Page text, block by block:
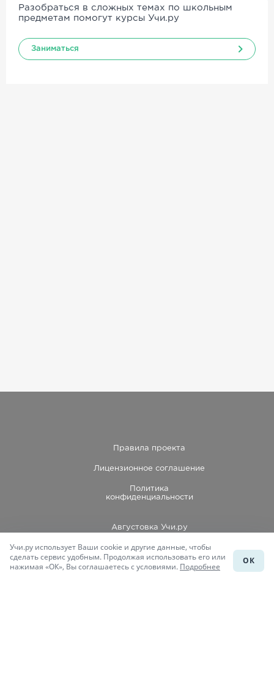
Разобраться в сложных темах по школьным
предметам помогут курсы Учи.ру
Заниматься
Правила проекта
Лицензионное соглашение
Политика
конфиденциальности
Августовка Учи.ру
Каталог школ
Подготовка к уроку
Учи.ру использует Ваши cookie и другие данные, чтобы
сделать сервис удобным. Продолжая использовать его или
нажимая «ОК», Вы соглашаетесь с условиями. Подробнее
ОК